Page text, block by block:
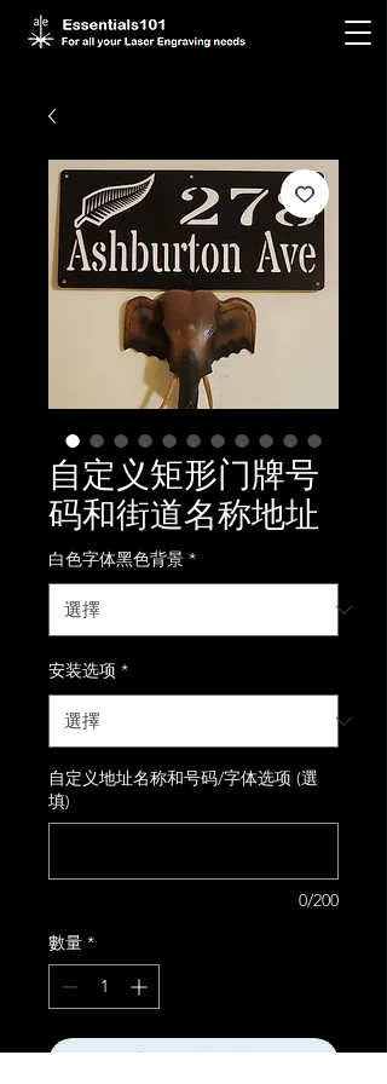
自定义矩形门牌号
码和街道名称地址
白色字体黑色背景 *
安装选项 *
自定义地址名称和号码/字体选项 (選
填)
0/200
數量 *